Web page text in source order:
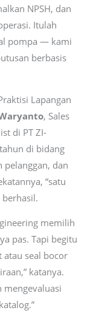
NPSH, dan
Itulah
pompa — kami
berbasis
Lapangan
, Sales
di PT ZI-
di bidang
dan
“satu
memilih
pas. Tapi begitu
atau seal bocor
katanya.
mengevaluasi